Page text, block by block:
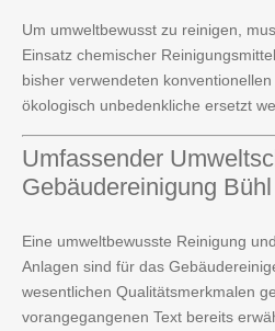
Um umweltbewusst zu reinigen,
Einsatz chemischer
bisher verwendeten
ökologisch unbedenkliche ersetzt
Umfassender
Gebäudereinigung Bühl
Eine umweltbewusste Reinigung
Anlagen sind für das
wesentlichen Qualitätsmerkmalen
vorangegangenen Text bereits